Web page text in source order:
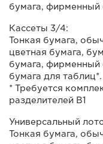
бумага, фирменный
Кассеты 3/4:
Тонкая бумага,
цветная бумага,
бумага, фирменный
бумага для таблиц*.
* Требуется
разделителей B1
Универсальный
Тонкая бумага,